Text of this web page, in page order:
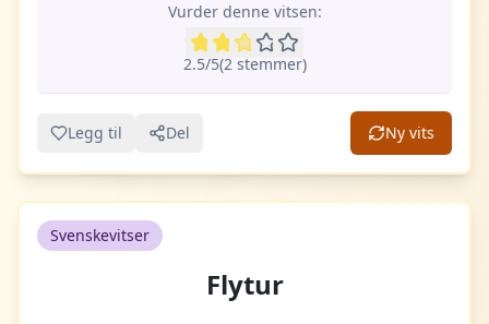
Vurder denne vitsen:
2.5/5(2stemmer)
Legg til Del Ny vits
Svenskevitser
Flytur